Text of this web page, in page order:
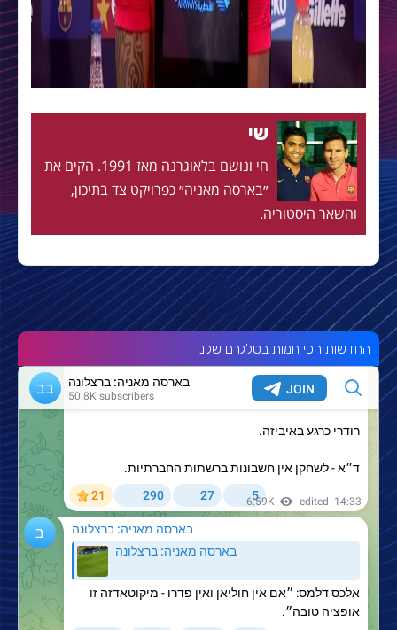
שי
חי ונושם בלאוגרנה מאז 1991. הקים את
״בארסה מאניה״ כפרויקט צד בתיכון,
והשאר היסטוריה.
החדשות הכי חמות בטלגרם שלנו